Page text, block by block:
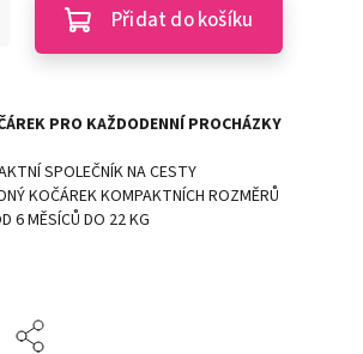
Přidat do košíku
PRO KAŽDODENNÍ PROCHÁZKY
SPOLEČNÍK NA CESTY
KOČÁREK KOMPAKTNÍCH ROZMĚRŮ
6 MĚSÍCŮ DO 22 KG